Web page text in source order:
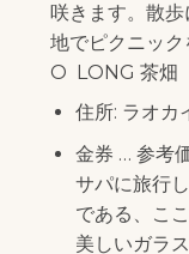
咲きます。散
地でピクニック
O LONG 茶畑
住所: ラオカ
金券 … 参考
サパに旅行
である、こ
美しいガラ